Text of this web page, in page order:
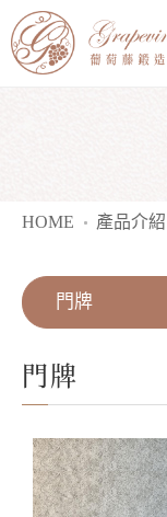
HOME 產品介紹
門牌
門牌